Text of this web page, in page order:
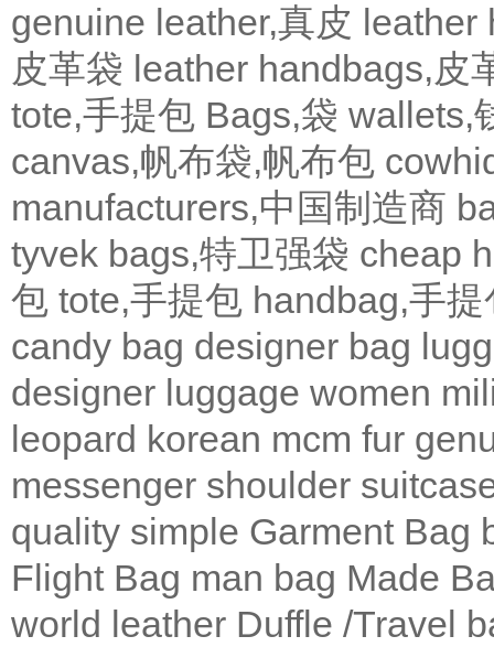
genuine leather,真皮 leather
皮革袋 leather handbags,皮
tote,手提包 Bags,袋 wallets,
canvas,帆布袋,帆布包
manufacturers,中国制造商
tyvek bags,特卫强袋 cheap
包 tote,手提包 handbag,手提
candy bag designer bag
designer luggage women
leopard korean mcm fur
messenger shoulder
quality simple Garment Bag
Flight Bag man bag Made
world leather Duffle /Travel